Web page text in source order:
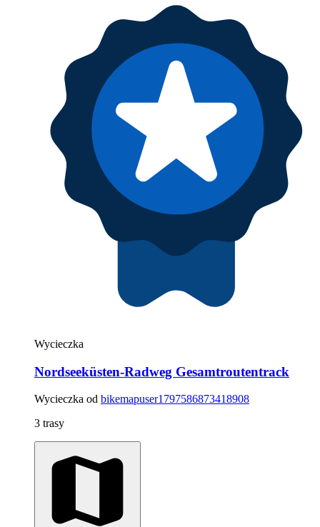
Wycieczka
Nordseeküsten-Radweg Gesamtroutentrack
Wycieczka od bikemapuser1797586873418908
3 trasy